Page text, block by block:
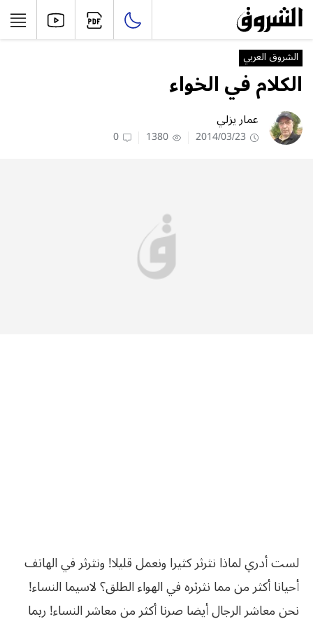
الشروق العربي
الكلام في الخواء
عمار يزلي
2014/03/23
1380
0
لست أدري لماذا نثرثر كثيرا ونعمل قليلا! ونثرثر في الهاتف
أحيانا أكثر من مما نثرثره في الهواء الطلق؟ لاسيما النساء!
نحن معاشر الرجال أيضا صرنا أكثر من معاشر النساء! ربما